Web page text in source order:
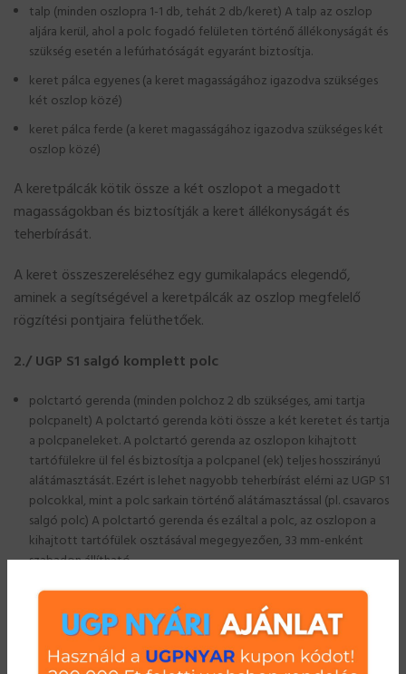
talp (minden oszlopra 1-1 db, tehát 2 db/keret) A talp az oszlop
aljára kerül, ahol a polc fogadó felületen történő állékonyságát és
szükség esetén a lefúrhatóságát egyaránt biztosítja.
keret pálca egyenes (a keret magasságához igazodva szükséges
két oszlop közé)
keret pálca ferde (a keret magasságához igazodva szükséges két
oszlop közé)
A keretpálcák kötik össze a két oszlopot a megadott
magasságokban és biztosítják a keret állékonyságát és
teherbírását.
A keret összeszereléséhez egy gumikalapács elegendő,
aminek a segítségével a keretpálcák az oszlop megfelelő
rögzítési pontjaira felüthetőek.
2./ UGP S1 salgó komplett polc
polctartó gerenda (minden polchoz 2 db szükséges, ami tartja
polcpanelt) A polctartó gerenda köti össze a két keretet és tartja
a polcpaneleket. A polctartó gerenda az oszlopon kihajtott
tartófülekre ül fel és biztosítja a polcpanel (ek) teljes hosszirányú
alátámasztását. Ezért is lehet nagyobb teherbírást elérni az UGP S1
polcokkal, mint a polc sarkain történő alátámasztással (pl. csavaros
salgó polc) A polctartó gerenda és ezáltal a polc, az oszlopon a
kihajtott tartófülek osztásával megegyezően, 33 mm-enként
szabadon állítható.
polcpanel (a polc szélességétől függően egy vagy több darab) A
polcpanel(ek) a polctartó gerenda felső nút-jába kerülnek
behelyezésre. A polc összeállítása kézzel történik, nincs szükség
semmilyen szerszámra az összeállításhoz. Az UGP S1 tároló polc